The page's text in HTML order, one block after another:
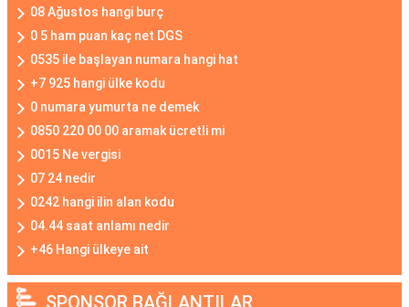
08 Ağustos hangi burç
0 5 ham puan kaç net DGS
0535 ile başlayan numara hangi hat
+7 925 hangi ülke kodu
0 numara yumurta ne demek
0850 220 00 00 aramak ücretli mi
0015 Ne vergisi
07 24 nedir
0242 hangi ilin alan kodu
04.44 saat anlamı nedir
+46 Hangi ülkeye ait
SPONSOR BAĞLANTILAR